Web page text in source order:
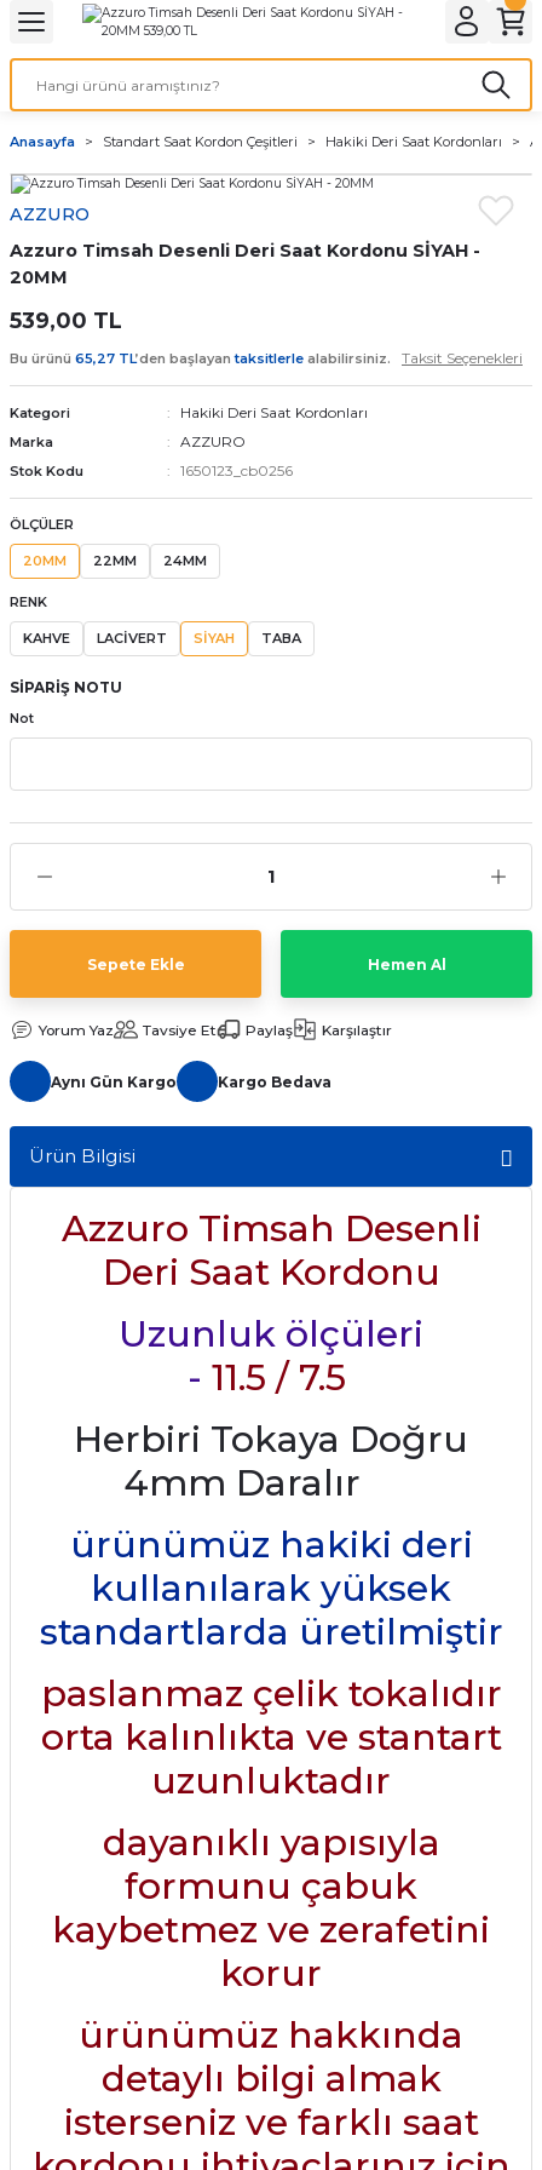
Geri Dön
& ELEKTİRİK AYDINLATMA & ELEKTRİK
Geri Dön
ve Cihaz Pilleri
ÇEŞİTLERİ
ÇEŞİTLERİ
Pili
Geri Dön
Geri Dön
Kordon Çeşitleri
Kordonları
Kordonu
saat kordonu
Kordonları
Anasayfa Standart Saat Kordon Çeşitleri Hakiki Deri Saat Kordonları
AZZURO
Azzuro Timsah Desenli Deri Saat Kordonu SİYAH -
20MM
539,00 TL
Bu ürünü 65,27 TL’den başlayantaksitlerle alabilirsiniz. Taksit Seçenekleri
Kategori Hakiki Deri Saat Kordonları
Marka AZZURO
Stok Kodu 1650123_cb0256
ÖLÇÜLER
20MM 22MM 24MM
RENK
KAHVE LACİVERT SİYAH TABA
SİPARİŞ NOTU
Not
Sepete Ekle Hemen Al
Yorum Yaz Tavsiye Et Paylaş Karşılaştır
Aynı Gün Kargo Kargo Bedava
Ürün Bilgisi
Azzuro Timsah Desenli
Deri Saat Kordonu
Uzunluk ölçüleri
- 11.5 / 7.5
Herbiri Tokaya Doğru
4mm Daralır
ürünümüz hakiki deri
kullanılarak yüksek
standartlarda üretilmiştir
paslanmaz çelik tokalıdır
orta kalınlıkta ve stantart
uzunluktadır
dayanıklı yapısıyla
formunu çabuk
kaybetmez ve zerafetini
korur
ürünümüz hakkında
detaylı bilgi almak
isterseniz ve farklı saat